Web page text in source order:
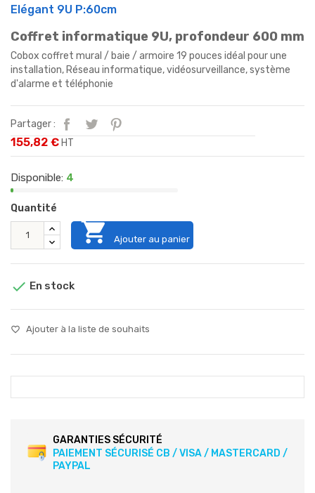
Elégant 9U P:60cm
Coffret informatique 9U, profondeur 600 mm
Cobox coffret mural / baie / armoire 19 pouces idéal pour une
installation, Réseau informatique, vidéosurveillance, système
d'alarme et téléphonie
Partager :
155,82 € HT
Disponible: 4
Quantité
 Ajouter au panier
 En stock
favorite_border Ajouter à la liste de souhaits
GARANTIES SÉCURITÉ
PAIEMENT SÉCURISÉ CB / VISA / MASTERCARD /
PAYPAL